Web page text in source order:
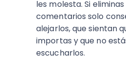
les molesta. Si eliminas
comentarios solo
alejarlos, que sientan
importas y que no
escucharlos.